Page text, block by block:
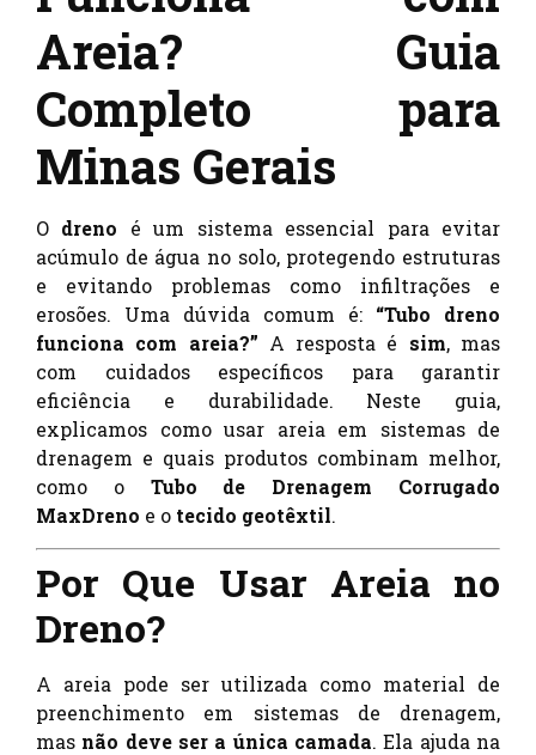
Areia? Guia
Completo para
Minas Gerais
O dreno é um sistema essencial para evitar
acúmulo de água no solo, protegendo estruturas
e evitando problemas como infiltrações e
erosões. Uma dúvida comum é: “Tubo dreno
funciona com areia?” A resposta é sim, mas
com cuidados específicos para garantir
eficiência e durabilidade. Neste guia,
explicamos como usar areia em sistemas de
drenagem e quais produtos combinam melhor,
como o Tubo de Drenagem Corrugado
MaxDreno e o tecido geotêxtil.
Por Que Usar Areia no
Dreno?
A areia pode ser utilizada como material de
preenchimento em sistemas de drenagem,
mas não deve ser a única camada. Ela ajuda na